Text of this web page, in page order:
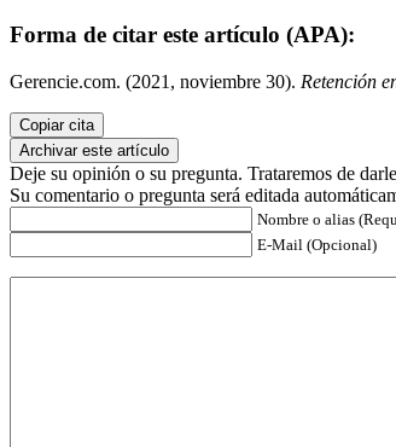
Forma de citar este artículo (APA):
Gerencie.com. (2021, noviembre 30). Retención
Copiar cita
Archivar este artículo
Deje su opinión o su pregunta. Trataremos de
Su comentario o pregunta será editada
Nombre o alias
E-Mail (Opcional)